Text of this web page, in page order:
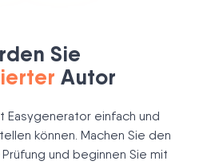
Sie
Autor
Easygenerator einfach und
können. Machen Sie den
und beginnen Sie mit